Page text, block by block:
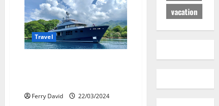
Travel
Ferry David 22/03/2024
vacation